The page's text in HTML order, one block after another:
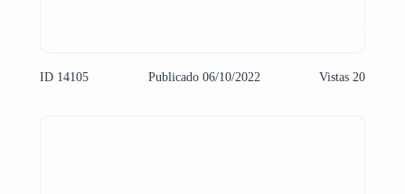
ID 14105 Publicado 06/10/2022 Vistas 20